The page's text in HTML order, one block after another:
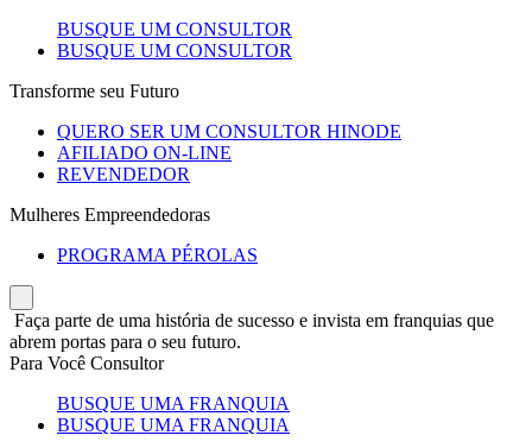
BUSQUE UM CONSULTOR
BUSQUE UM CONSULTOR
Transforme seu Futuro
QUERO SER UM CONSULTOR HINODE
AFILIADO ON-LINE
REVENDEDOR
Mulheres Empreendedoras
PROGRAMA PÉROLAS
Faça parte de uma história de sucesso e invista em franquias que
abrem portas para o seu futuro.
Para Você Consultor
BUSQUE UMA FRANQUIA
BUSQUE UMA FRANQUIA